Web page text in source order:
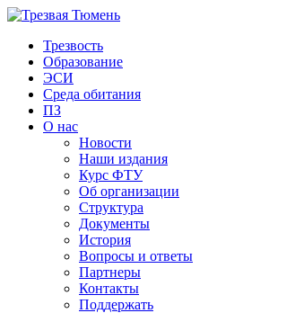
Трезвость
Образование
ЭСИ
Среда обитания
ПЗ
О нас
Новости
Наши издания
Курс ФТУ
Об организации
Структура
Документы
История
Вопросы и ответы
Партнеры
Контакты
Поддержать